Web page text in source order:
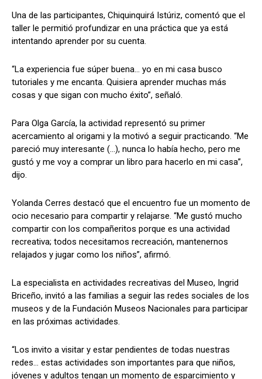
Una de las participantes, Chiquinquirá Istúriz, comentó que el
taller le permitió profundizar en una práctica que ya está
intentando aprender por su cuenta.
“La experiencia fue súper buena… yo en mi casa busco
tutoriales y me encanta. Quisiera aprender muchas más
cosas y que sigan con mucho éxito”, señaló.
Para Olga García, la actividad representó su primer
acercamiento al origami y la motivó a seguir practicando. “Me
pareció muy interesante (…), nunca lo había hecho, pero me
gustó y me voy a comprar un libro para hacerlo en mi casa”,
dijo.
Yolanda Cerres destacó que el encuentro fue un momento de
ocio necesario para compartir y relajarse. “Me gustó mucho
compartir con los compañeritos porque es una actividad
recreativa; todos necesitamos recreación, mantenernos
relajados y jugar como los niños”, afirmó.
La especialista en actividades recreativas del Museo, Ingrid
Briceño, invitó a las familias a seguir las redes sociales de los
museos y de la Fundación Museos Nacionales para participar
en las próximas actividades.
“Los invito a visitar y estar pendientes de todas nuestras
redes… estas actividades son importantes para que niños,
jóvenes y adultos tengan un momento de esparcimiento y